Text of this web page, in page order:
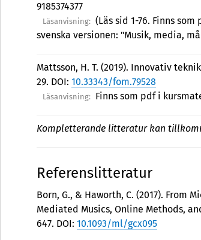
9185374377
Läsanvisning: (Läs sid 1-76. Finns
svenska versionen: "Musik, media,
Mattsson, H. T. (2019). Innovativ
29. DOI: 10.33343/fom.79528
Läsanvisning: Finns som pdf i
Kompletterande litteratur kan
Referenslitteratur
Born, G., & Haworth, C. (2017). From
Mediated Musics, Online Methods,
647. DOI: 10.1093/ml/gcx095